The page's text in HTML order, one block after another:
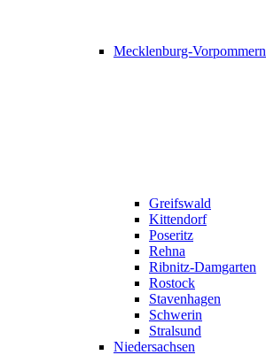
Mecklenburg-Vorpommern
Greifswald
Kittendorf
Poseritz
Rehna
Ribnitz-Damgarten
Rostock
Stavenhagen
Schwerin
Stralsund
Niedersachsen